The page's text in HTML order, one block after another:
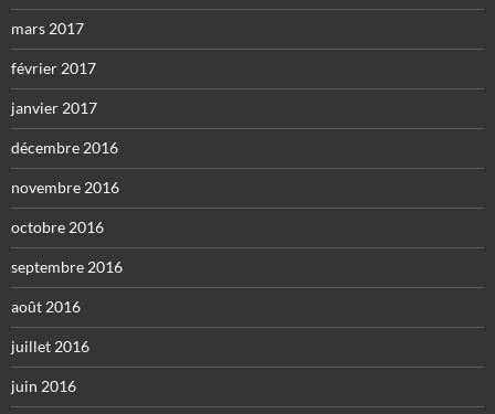
mars 2017
février 2017
janvier 2017
décembre 2016
novembre 2016
octobre 2016
septembre 2016
août 2016
juillet 2016
juin 2016